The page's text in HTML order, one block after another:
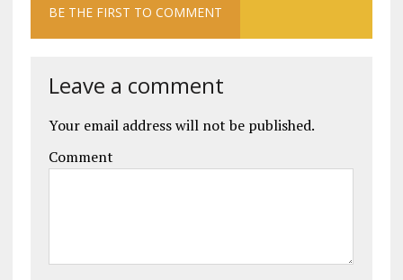
BE THE FIRST TO COMMENT
Leave a comment
Your email address will not be published.
Comment